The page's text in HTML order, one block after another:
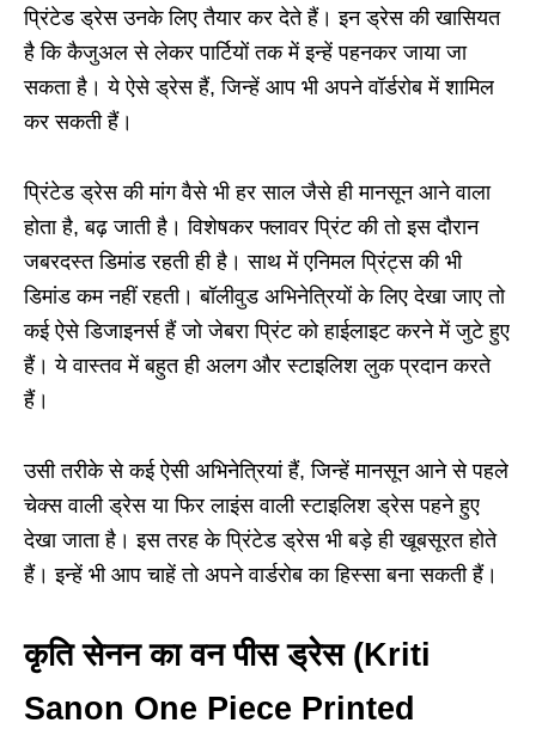
प्रिंटेड ड्रेस उनके लिए तैयार कर देते हैं। इन ड्रेस की खासियत
है कि कैजुअल से लेकर पार्टियों तक में इन्हें पहनकर जाया जा
सकता है। ये ऐसे ड्रेस हैं, जिन्हें आप भी अपने वॉर्डरोब में शामिल
कर सकती हैं।
प्रिंटेड ड्रेस की मांग वैसे भी हर साल जैसे ही मानसून आने वाला
होता है, बढ़ जाती है। विशेषकर फ्लावर प्रिंट की तो इस दौरान
जबरदस्त डिमांड रहती ही है। साथ में एनिमल प्रिंट्स की भी
डिमांड कम नहीं रहती। बॉलीवुड अभिनेत्रियों के लिए देखा जाए तो
कई ऐसे डिजाइनर्स हैं जो जेबरा प्रिंट को हाईलाइट करने में जुटे हुए
हैं। ये वास्तव में बहुत ही अलग और स्टाइलिश लुक प्रदान करते
हैं।
उसी तरीके से कई ऐसी अभिनेत्रियां हैं, जिन्हें मानसून आने से पहले
चेक्स वाली ड्रेस या फिर लाइंस वाली स्टाइलिश ड्रेस पहने हुए
देखा जाता है। इस तरह के प्रिंटेड ड्रेस भी बड़े ही खूबसूरत होते
हैं। इन्हें भी आप चाहें तो अपने वार्डरोब का हिस्सा बना सकती हैं।
कृति सेनन का वन पीस ड्रेस (Kriti
Sanon One Piece Printed